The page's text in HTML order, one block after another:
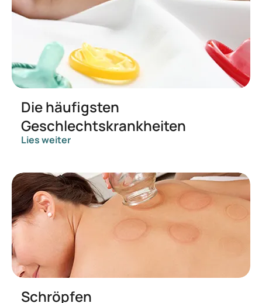
Die häufigsten
Geschlechtskrankheiten
Lies weiter
Schröpfen